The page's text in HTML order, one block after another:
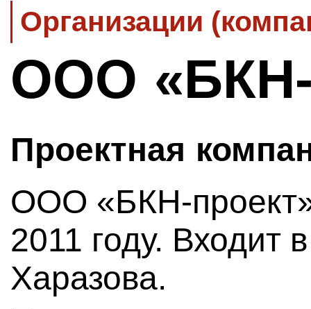
Организации
ООО «БКН-
Проектная
ООО «БКН-проект»
2011 году. Входит
Харазова.